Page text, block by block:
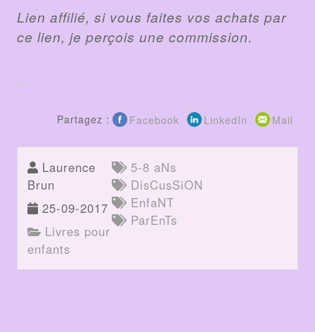
Lien affilié, si vous faites vos achats par
ce lien, je perçois une commission.
Partagez : Facebook LinkedIn Mail
Laurence
Brun
25-09-2017
Livres pour
enfants
5-8 aNs
DisCusSiON
EnfaNT
ParEnTs